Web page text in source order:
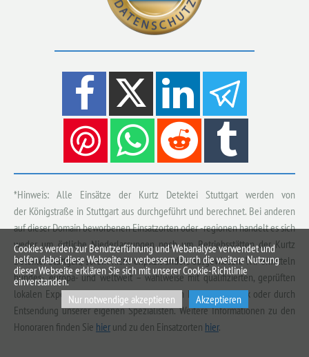
*Hinweis: Alle Einsätze der Kurtz Detektei Stuttgart werden von
der Königstraße in Stuttgart aus durchgeführt und berechnet. Bei anderen
auf dieser Domain beworbenen Einsatzorten oder -regionen handelt es sich
weder um örtliche Niederlassungen noch um Betriebsstätten der Kurtz
Detektei Stuttgart, sofern nicht explizit anders ausgewiesen. Wir ermitteln
bundes-, europa- und weltweit – wahlweise mit qualifizierten, geprüften
lokalen Experten aus unserem umfassenden Kontaktnetzwerk oder durch
Entsendung unserer eigenen Spezialisten. Weitere Informationen zu den
Honoraren finden Sie hier und zu den Einsatzorten hier.
Cookies werden zur Benutzerführung und Webanalyse verwendet und
helfen dabei, diese Webseite zu verbessern. Durch die weitere Nutzung
dieser Webseite erklären Sie sich mit unserer Cookie-Richtlinie
einverstanden.
Nur notwendige akzeptieren
Akzeptieren